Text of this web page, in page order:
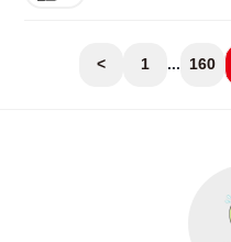
< 1 ... 160